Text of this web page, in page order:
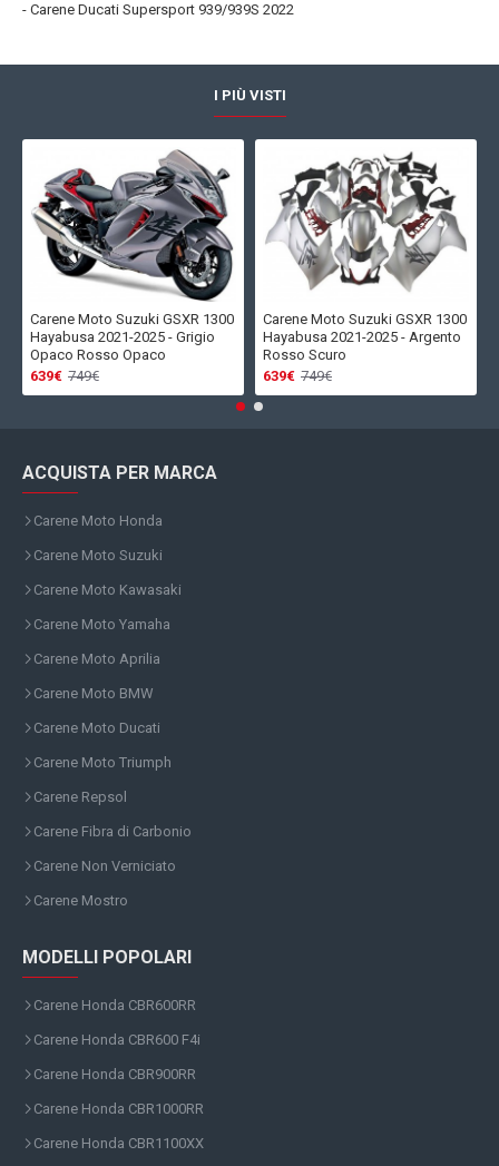
- Carene Ducati Supersport 939/939S 2022
I PIÙ VISTI
Carene Moto Suzuki GSXR 1300
Hayabusa 2021-2025 - Grigio
Opaco Rosso Opaco
639€ 749€
Carene Moto Suzuki GSXR 1300
Hayabusa 2021-2025 - Argento
Rosso Scuro
639€ 749€
ACQUISTA PER MARCA
Carene Moto Honda
Carene Moto Suzuki
Carene Moto Kawasaki
Carene Moto Yamaha
Carene Moto Aprilia
Carene Moto BMW
Carene Moto Ducati
Carene Moto Triumph
Carene Repsol
Carene Fibra di Carbonio
Carene Non Verniciato
Carene Mostro
MODELLI POPOLARI
Carene Honda CBR600RR
Carene Honda CBR600 F4i
Carene Honda CBR900RR
Carene Honda CBR1000RR
Carene Honda CBR1100XX